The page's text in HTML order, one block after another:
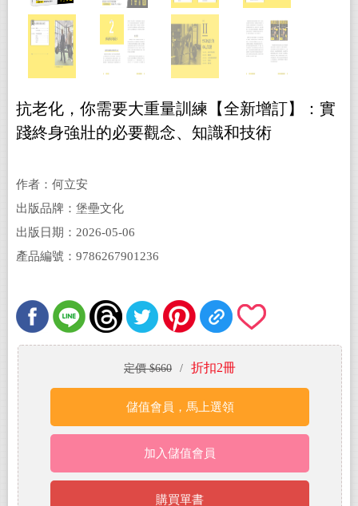
抗老化，你需要大重量訓練【全新增訂】：實
踐終身強壯的必要觀念、知識和技術
作者：何立安
出版品牌：堡壘文化
出版日期：2026-05-06
產品編號：9786267901236
定價 $660 / 折扣2冊
儲值會員，馬上選領
加入儲值會員
購買單書